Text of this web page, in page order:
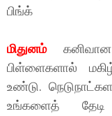
பிங்க்
மிதுனம்கனிவான
பிள்ளைகளால்
உண்டு.
உங்களைத் தேடி